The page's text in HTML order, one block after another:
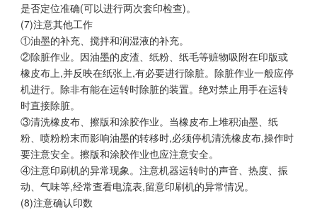
是否定位准确(可以进行两次套印检查)。
(7)注意其他工作
①油墨的补充、搅拌和润湿液的补充。
②除脏作业。因油墨的皮渣、纸粉、纸毛等赃物吸附在印版或
橡皮布上,并反映在纸张上,有必要进行除脏。除脏作业一般应停
机进行。除非有能在运转时除脏的装置。绝对禁止用手在运转
时直接除脏。
③清洗橡皮布、擦版和涂胶作业。当橡皮布上堆积油墨、纸
粉、喷粉粉末而影响油墨的转移时,必须停机清洗橡皮布,操作时
要注意安全。擦版和涂胶作业也应注意安全。
④注意印刷机的异常现象。注意机器运转时的声音、热度、振
动、气味等,经常查看电流表,留意印刷机的异常情况。
(8)注意确认印数